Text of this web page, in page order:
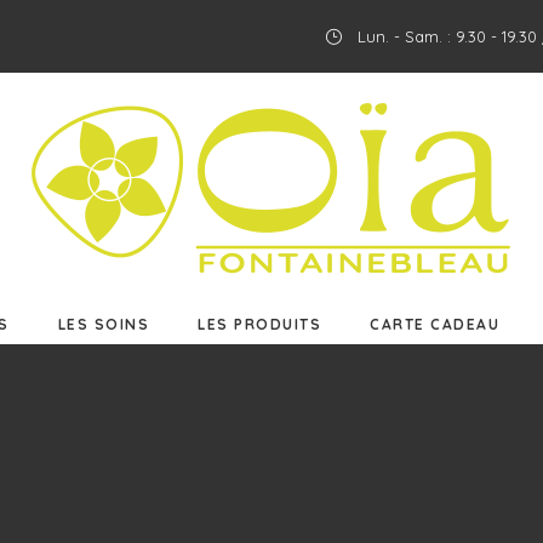
Lun. - Sam. : 9.30 -
LES SOINS LES PRODUITS CARTE CADEAU
CARTE CADEAU